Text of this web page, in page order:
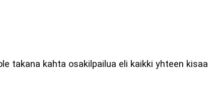
takana kahta osakilpailua eli kaikki yhteen kisaa